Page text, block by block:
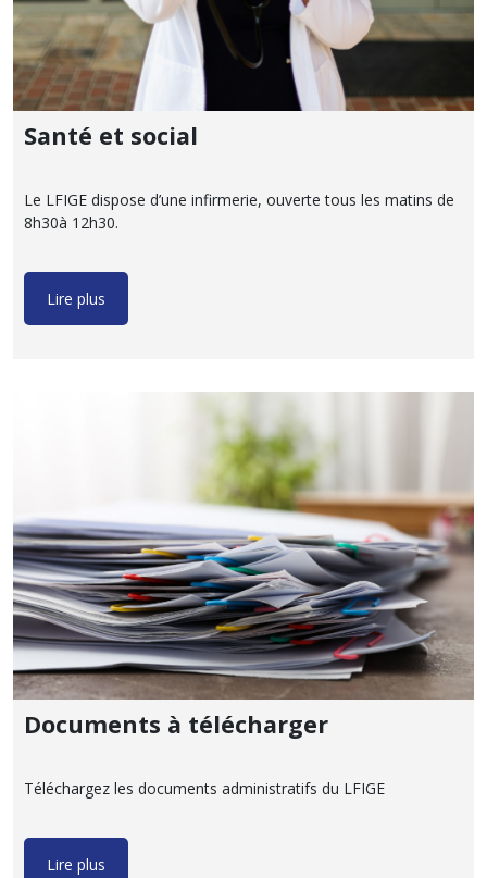
Santé et social
Le LFIGE dispose d’une infirmerie, ouverte tous les matins de
8h30à 12h30.
Lire plus
Documents à télécharger
Téléchargez les documents administratifs du LFIGE
Lire plus